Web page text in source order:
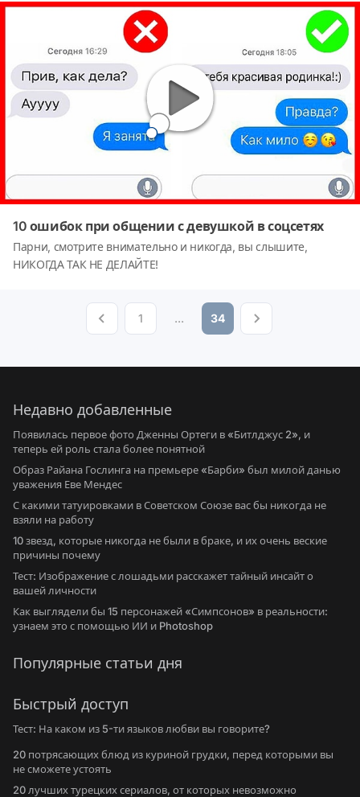
10 ошибок при общении с девушкой в соцсетях
Парни, смотрите внимательно и никогда, вы слышите,
НИКОГДА ТАК НЕ ДЕЛАЙТЕ!
1 ... 34
Недавно добавленные
Появилась первое фото Дженны Ортеги в «Битлджус 2», и
теперь ей роль стала более понятной
Образ Райана Гослинга на премьере «Барби» был милой данью
уважения Еве Мендес
С какими татуировками в Советском Союзе вас бы никогда не
взяли на работу
10 звезд, которые никогда не были в браке, и их очень веские
причины почему
Тест: Изображение с лошадьми расскажет тайный инсайт о
вашей личности
Как выглядели бы 15 персонажей «Симпсонов» в реальности:
узнаем это с помощью ИИ и Photoshop
Популярные статьи дня
Быстрый доступ
Тест: На каком из 5-ти языков любви вы говорите?
20 потрясающих блюд из куриной грудки, перед которыми вы
не сможете устоять
20 лучших турецких сериалов, от которых невозможно